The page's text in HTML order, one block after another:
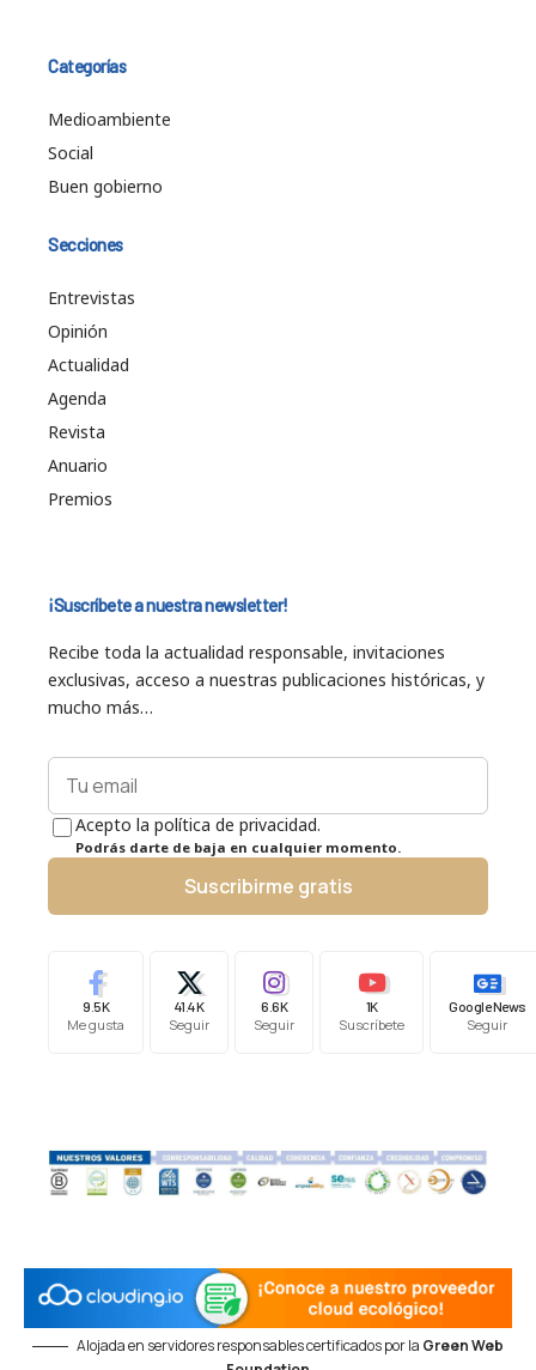
Categorías
Medioambiente
Social
Buen gobierno
Secciones
Entrevistas
Opinión
Actualidad
Agenda
Revista
Anuario
Premios
¡Suscríbete a nuestra newsletter!
Recibe toda la actualidad responsable, invitaciones
exclusivas, acceso a nuestras publicaciones históricas, y
mucho más…
Acepto la política de privacidad.
Podrás darte de baja en cualquier momento.
Suscribirme gratis
9.5K
Me gusta
41.4K
Seguir
6.6K
Seguir
1K
Suscríbete
Google News
Seguir
Alojada en servidores responsables certificados por la Green Web